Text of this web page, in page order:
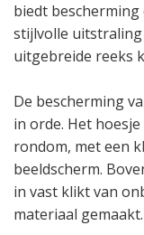
biedt
stijlvolle
uitgebreide reeks
De bescherming
in orde. Het
rondom, met een
beeldscherm.
in vast klikt van
materiaal gemaakt.